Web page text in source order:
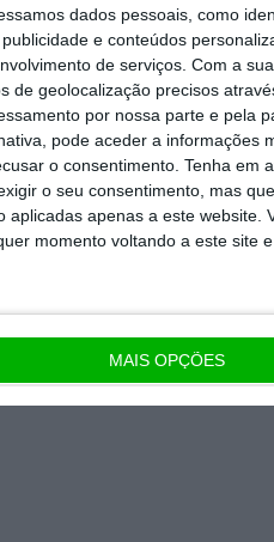
dados pessoais, como
e conteúdos
de serviços. Com a
de geolocalização precisos
por nossa parte e pela
pode aceder a informações
o consentimento. Tenha em
o seu consentimento, mas
aplicadas apenas a este website.
momento voltando a este site
MAIS OPÇÕES